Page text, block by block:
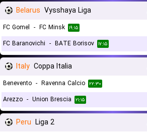
Belarus Vysshaya Liga
FC Gomel - FC Minsk ۱۹:۱۵
FC Baranovichi - BATE Borisov ۱۷:۱۵
Italy Coppa Italia
Benevento - Ravenna Calcio ۲۲:۳۰
Arezzo - Union Brescia ۲۱:۱۵
Peru Liga 2